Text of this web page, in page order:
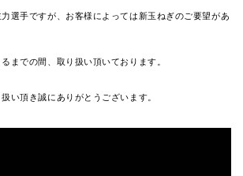
選手ですが、お客様によっては新玉ねぎのご要望があ
までの間、取り扱い頂いております。
い頂き誠にありがとうございます。